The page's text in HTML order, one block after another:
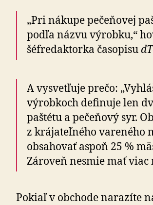
„Pri nákupe pečeňovej
podľa názvu výrobku,“
šéfredaktorka časopisu
A vysvetľuje prečo:
výrobkoch definuje len
paštétu a pečeňový syr.
z krá­ja­teľ­ného va­re­ného
obsahovať aspoň 25 %
Zároveň nesmie mať viac
Pokiaľ v obchode narazíte